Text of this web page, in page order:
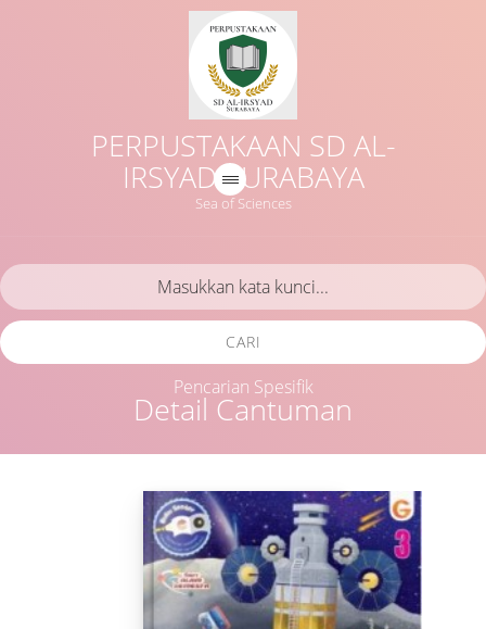
PERPUSTAKAAN SD AL-
IRSYAD SURABAYA
Sea of Sciences
Detail Cantuman
CARI
Pencarian Spesifik